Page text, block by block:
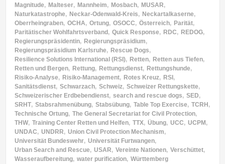
Magnitude, Malteser, Mannheim, Mosbach, MUSAR,
Naturkatastrophe, Neckar-Odenwald-Kreis, Neckartalkaserne,
Oberrheingraben, OCHA, Ortung, OSOCC, Österreich, Parität,
Paritätischer Wohlfahrtsverband, Quick Response, RDC, REDOG,
Regierungspräsidentin, Regierungspräsidium,
Regierungspräsidium Karlsruhe, Rescue Dogs,
Resilience Solutions International (RSI), Retten, Retten aus Tiefen,
Retten und Bergen, Rettung, Rettungsdienst, Rettungshunde,
Risiko-Analyse, Risiko-Management, Rotes Kreuz, RSI,
Sanitätsdienst, Schwarzach, Schweiz, Schweizer Rettungskette,
Schweizerischer Erdbebendienst, search and rescue dogs, SED,
SRHT, Stabsrahmenübung, Stabsübung, Table Top Exercise, TCRH,
Technische Ortung, The General Secretariat for Civil Protection,
THW, Training Center Retten und Helfen, TTX, Übung, UCC, UCPM,
UNDAC, UNDRR, Union Civil Protection Mechanism,
Universität Bundeswehr, Universität Furtwangen,
Urban Search and Rescue, USAR, Vereinte Nationen, Verschüttet,
Wasseraufbereitung, water purification, Württemberg